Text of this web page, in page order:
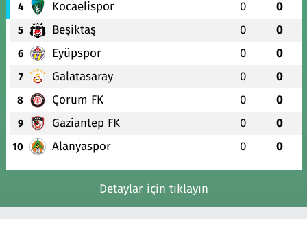
4 Kocaelispor 0 0
5 Beşiktaş 0 0
6 Eyüpspor 0 0
7 Galatasaray 0 0
8 Çorum FK 0 0
9 Gaziantep FK 0 0
10 Alanyaspor 0 0
Detaylar için tıklayın